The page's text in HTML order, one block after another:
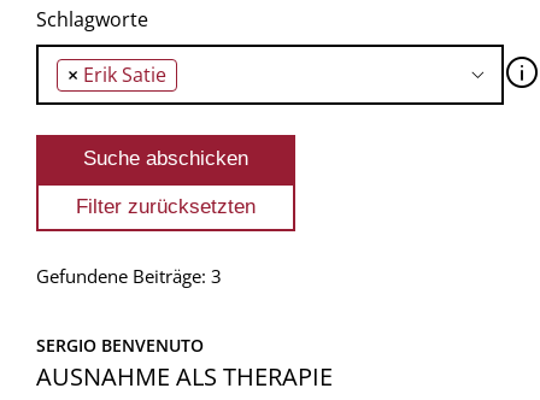
Schlagworte
× Erik Satie 🛈
Gefundene Beiträge: 3
SERGIO BENVENUTO
AUSNAHME ALS THERAPIE